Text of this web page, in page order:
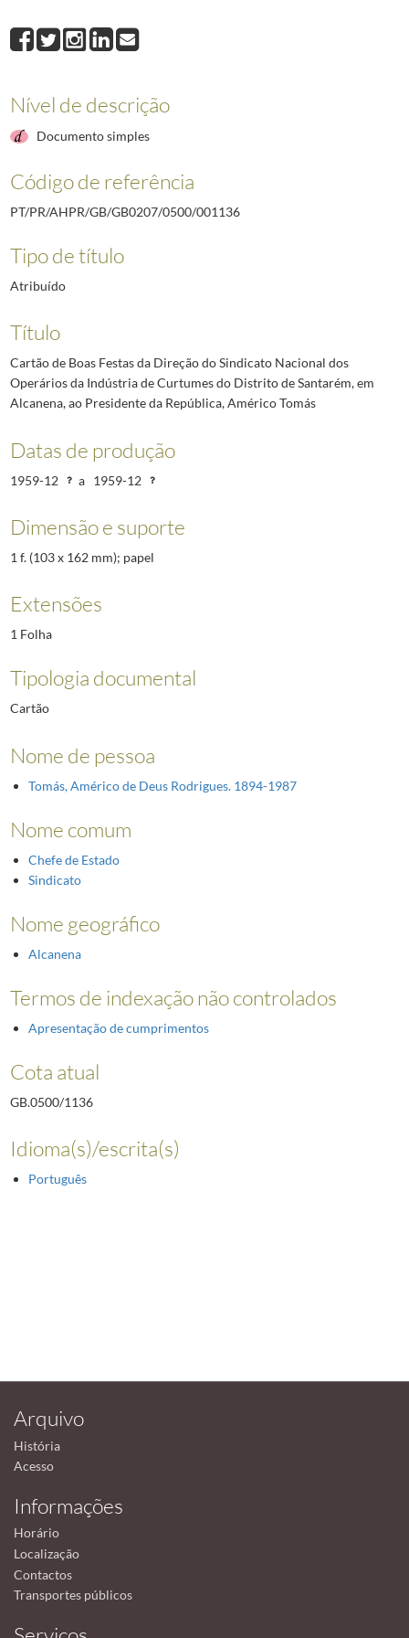
001137Cartão de Boas Festas da Direção do Sindicato Nacional dos
001138Cartão de Boas Festas do Comandante e Oficiais do Terço n.º 2 do
001140
Cartão de Boas Festas da Frimatic - Refrigeração Polar, Limitada
(...)
Nível de descrição
Documento simples
Código de referência
PT/PR/AHPR/GB/GB0207/0500/001136
Tipo de título
Atribuído
Título
Cartão de Boas Festas da Direção do Sindicato Nacional dos
Operários da Indústria de Curtumes do Distrito de Santarém, em
Alcanena, ao Presidente da República, Américo Tomás
Datas de produção
1959-12 a 1959-12
Dimensão e suporte
1 f. (103 x 162 mm); papel
Extensões
1 Folha
Tipologia documental
Cartão
Nome de pessoa
Tomás, Américo de Deus Rodrigues. 1894-1987
Nome comum
Chefe de Estado
Sindicato
Nome geográfico
Alcanena
Termos de indexação não controlados
Apresentação de cumprimentos
Cota atual
GB.0500/1136
Idioma(s)/escrita(s)
Português
Arquivo
História
Acesso
Informações
Horário
Localização
Contactos
Transportes públicos